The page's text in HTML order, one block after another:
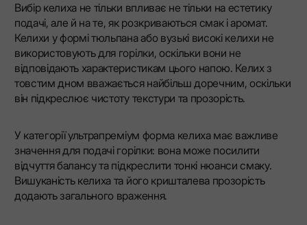
Вибір келиха не тільки впливає не тільки на естетику
подачі, але й на те, як розкриваються смак і аромат.
Келихи у формі тюльпана або вузькі високі келихи не
використовують для горілки, оскільки вони не
відповідають характеристикам цього напою. Келих з
товстим дном вважається найбільш доречним, оскільки
він підкреслює чистоту текстури та прозорість.
У категорії ультрапреміум форма келиха має важливе
значення для подачі горілки: вона може посилити
відчуття балансу та підкреслити тонкі нюанси смаку.
Вишуканість келиха та його кришталева прозорість
додають загального враження.